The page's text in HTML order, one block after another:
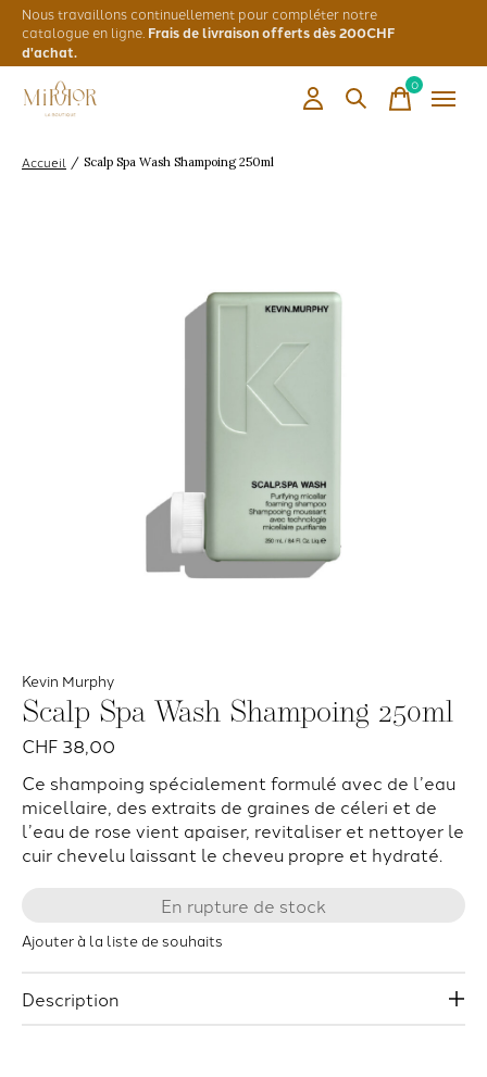
Nous travaillons continuellement pour compléter notre
catalogue en ligne. Frais de livraison offerts dès 200CHF
d'achat.
0items
Accueil / Scalp Spa Wash Shampoing 250ml
Kevin Murphy
Scalp Spa Wash Shampoing 250ml
CHF 38,00
Ce shampoing spécialement formulé avec de l’eau
micellaire, des extraits de graines de céleri et de
l’eau de rose vient apaiser, revitaliser et nettoyer le
cuir chevelu laissant le cheveu propre et hydraté.
En rupture de stock
Ajouter à la liste de souhaits
Description